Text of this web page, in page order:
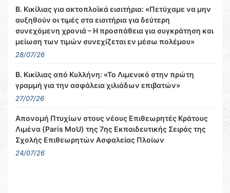
Β. Κικίλιας για ακτοπλοϊκά εισιτήρια: «Πετύχαμε να μην
αυξηθούν οι τιμές στα εισιτήρια για δεύτερη
συνεχόμενη χρονιά – Η προσπάθεια για συγκράτηση και
μείωση των τιμών συνεχίζεται εν μέσω πολέμου»
28/07/26
Β. Κικίλιας από Κυλλήνη: «Το Λιμενικό στην πρώτη
γραμμή για την ασφάλεια χιλιάδων επιβατών»
27/07/26
Απονομή Πτυχίων στους νέους Επιθεωρητές Κράτους
Λιμένα (Paris MoU) της 7ης Εκπαιδευτικής Σειράς της
Σχολής Επιθεωρητών Ασφαλείας Πλοίων
24/07/26